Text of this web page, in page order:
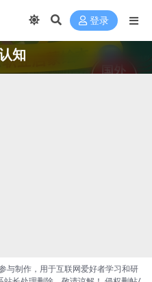
登录
知
与制作，用于互联网爱好者学习和研